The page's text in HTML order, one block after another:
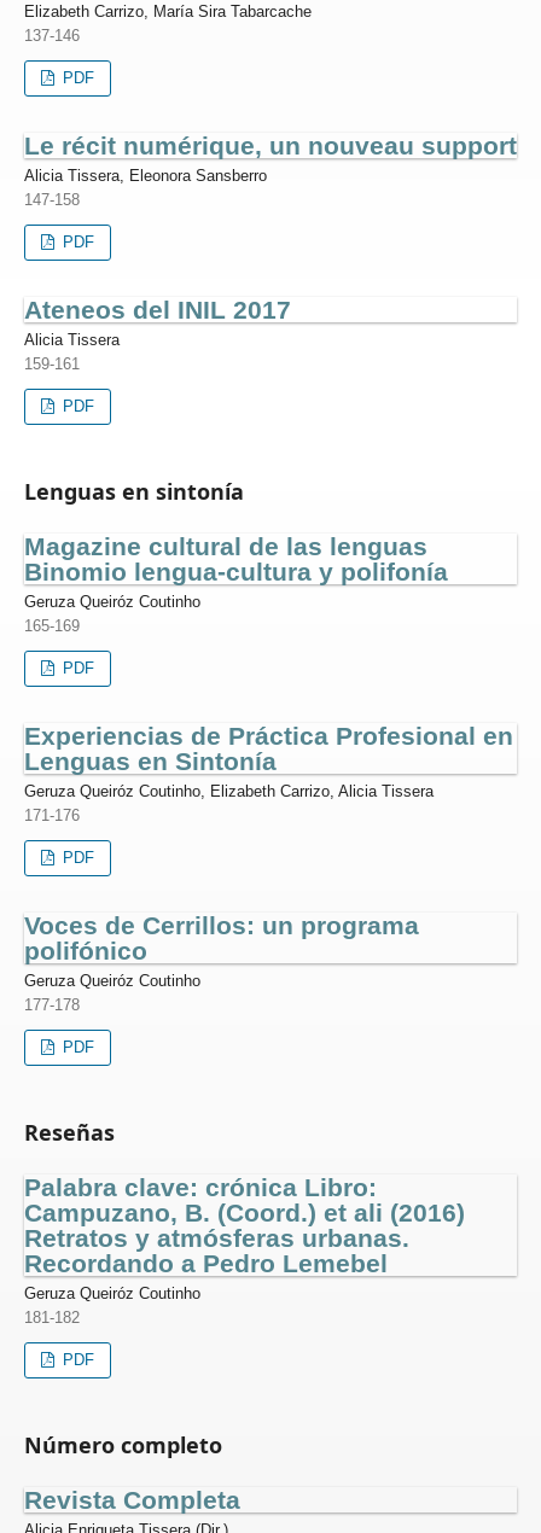
Elizabeth Carrizo, María Sira Tabarcache
137-146
PDF
Le récit numérique, un nouveau support
Alicia Tissera, Eleonora Sansberro
147-158
PDF
Ateneos del INIL 2017
Alicia Tissera
159-161
PDF
Lenguas en sintonía
Magazine cultural de las lenguas
Binomio lengua-cultura y polifonía
Geruza Queiróz Coutinho
165-169
PDF
Experiencias de Práctica Profesional en
Lenguas en Sintonía
Geruza Queiróz Coutinho, Elizabeth Carrizo, Alicia Tissera
171-176
PDF
Voces de Cerrillos: un programa
polifónico
Geruza Queiróz Coutinho
177-178
PDF
Reseñas
Palabra clave: crónica Libro:
Campuzano, B. (Coord.) et ali (2016)
Retratos y atmósferas urbanas.
Recordando a Pedro Lemebel
Geruza Queiróz Coutinho
181-182
PDF
Número completo
Revista Completa